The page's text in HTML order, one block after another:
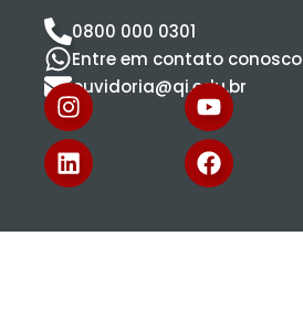
0800 000 0301
Entre em contato conosco
ouvidoria@qi.edu.br